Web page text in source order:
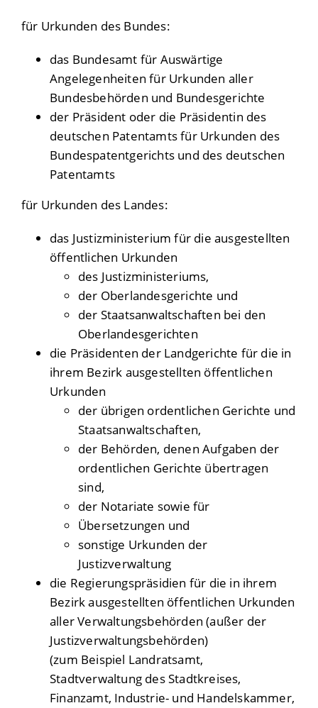
für Urkunden des Bundes:
das Bundesamt für Auswärtige
Angelegenheiten für Urkunden aller
Bundesbehörden und Bundesgerichte
der Präsident oder die Präsidentin des
deutschen Patentamts für Urkunden des
Bundespatentgerichts und des deutschen
Patentamts
für Urkunden des Landes:
das Justizministerium für die ausgestellten
öffentlichen Urkunden
des Justizministeriums,
der Oberlandesgerichte und
der Staatsanwaltschaften bei den
Oberlandesgerichten
die Präsidenten der Landgerichte für die in
ihrem Bezirk ausgestellten öffentlichen
Urkunden
der übrigen ordentlichen Gerichte und
Staatsanwaltschaften,
der Behörden, denen Aufgaben der
ordentlichen Gerichte übertragen
sind,
der Notariate sowie für
Übersetzungen und
sonstige Urkunden der
Justizverwaltung
die Regierungspräsidien für die in ihrem
Bezirk ausgestellten öffentlichen Urkunden
aller Verwaltungsbehörden (außer der
Justizverwaltungsbehörden)
(zum Beispiel Landratsamt,
Stadtverwaltung des Stadtkreises,
Finanzamt, Industrie- und Handelskammer,